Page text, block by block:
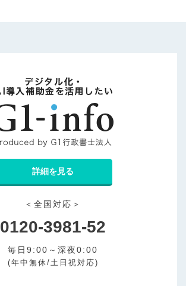
詳細を見る
＜全国対応＞
0120-3981-52
毎日9:00～深夜0:00
(年中無休/土日祝対応)